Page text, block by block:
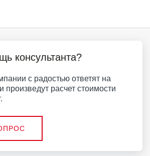
консультанта?
с радостью ответят на
расчет стоимости